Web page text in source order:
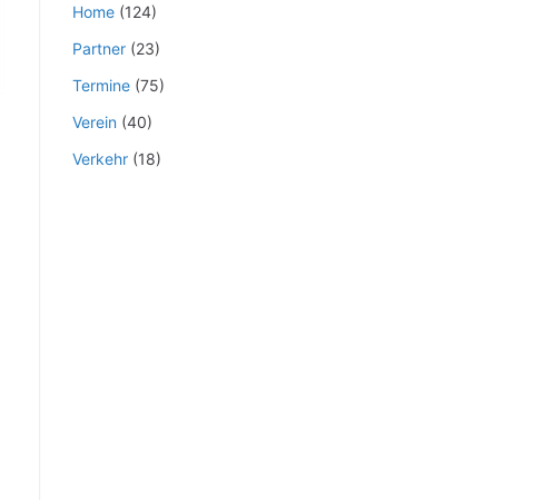
Home (124)
Partner (23)
Termine (75)
Verein (40)
Verkehr (18)